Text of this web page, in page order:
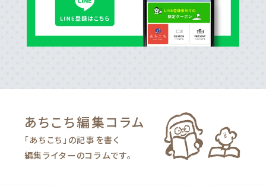
あちこち編集コラム
「あちこち」の記事を書く
編集ライターのコラムです。